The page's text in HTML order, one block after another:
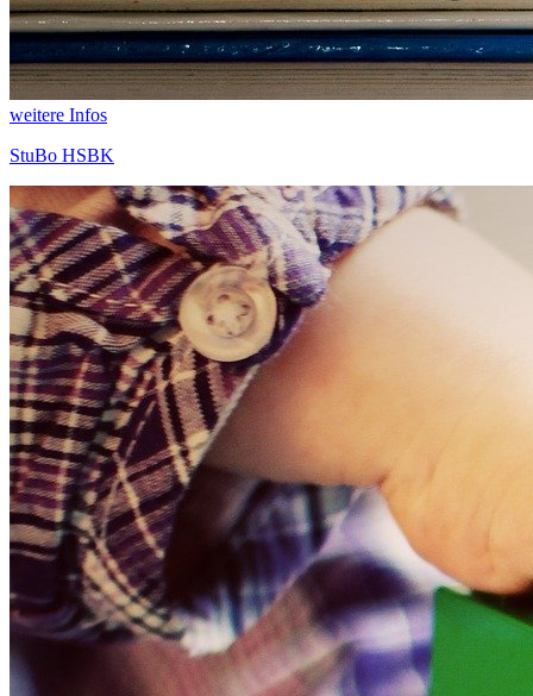
weitere Infos
StuBo HSBK